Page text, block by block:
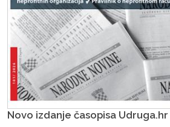
Novo izdanje časopisa